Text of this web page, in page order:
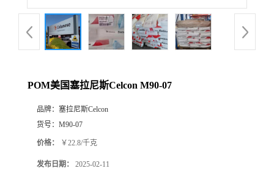
POM美国塞拉尼斯Celcon M90-07
品牌： 塞拉尼斯Celcon
货号： M90-07
价格： ￥22.8/千克
发布日期： 2025-02-11